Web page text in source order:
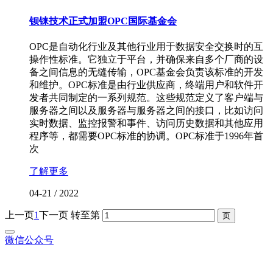
钡铼技术正式加盟OPC国际基金会
OPC是自动化行业及其他行业用于数据安全交换时的互
操作性标准。它独立于平台，并确保来自多个厂商的设
备之间信息的无缝传输，OPC基金会负责该标准的开发
和维护。OPC标准是由行业供应商，终端用户和软件开
发者共同制定的一系列规范。这些规范定义了客户端与
服务器之间以及服务器与服务器之间的接口，比如访问
实时数据、监控报警和事件、访问历史数据和其他应用
程序等，都需要OPC标准的协调。OPC标准于1996年首
次
了解更多
04-21 / 2022
上一页1下一页 转至第
微信公众号